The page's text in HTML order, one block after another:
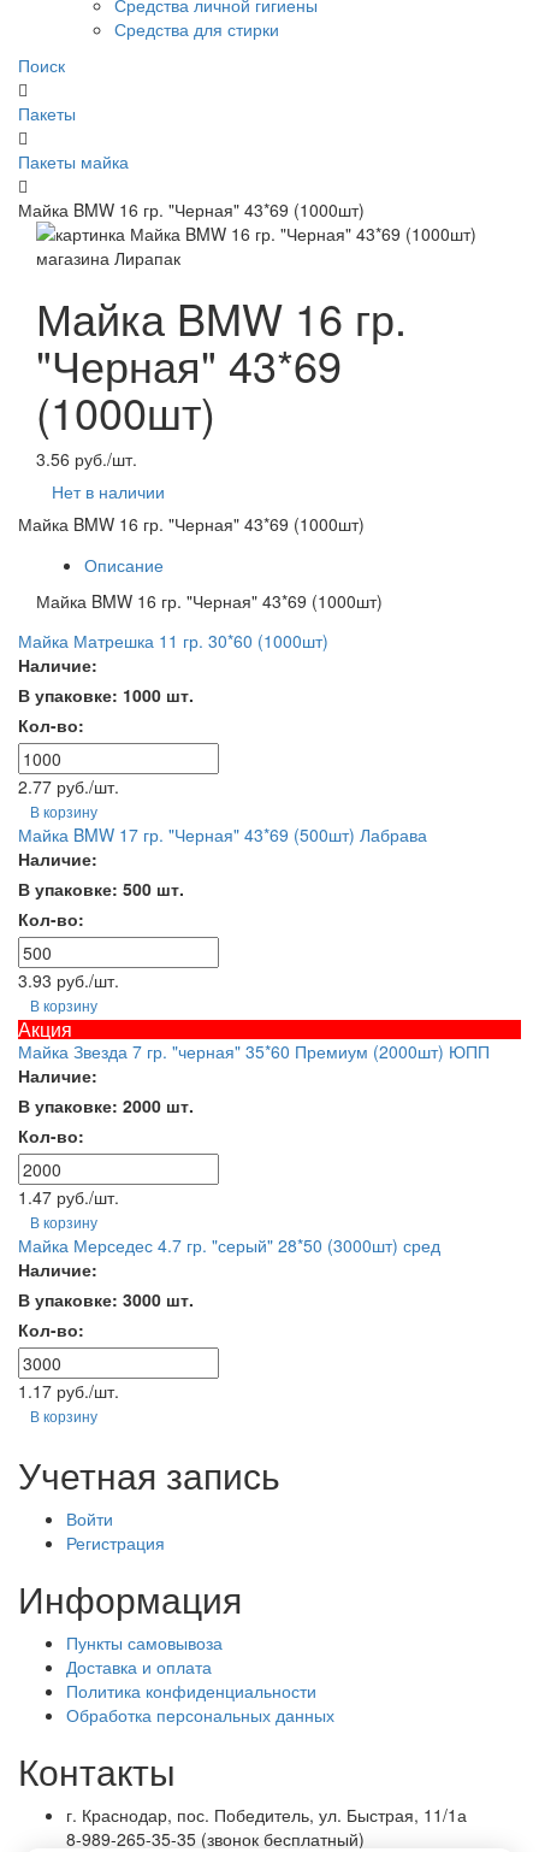
Средства личной гигиены
Средства для стирки
Поиск
Пакеты
Пакеты майка
Майка BMW 16 гр. "Черная" 43*69 (1000шт)
Майка BMW 16 гр.
"Черная" 43*69
(1000шт)
3.56 руб./шт.
Нет в наличии
Майка BMW 16 гр. "Черная" 43*69 (1000шт)
Описание
Майка BMW 16 гр. "Черная" 43*69 (1000шт)
Майка Матрешка 11 гр. 30*60 (1000шт)
Наличие:
В упаковке: 1000 шт.
Кол-во:
2.77 руб./шт.
В корзину
Майка BMW 17 гр. "Черная" 43*69 (500шт) Лабрава
Наличие:
В упаковке: 500 шт.
Кол-во:
3.93 руб./шт.
В корзину
Акция
Майка Звезда 7 гр. "черная" 35*60 Премиум (2000шт) ЮПП
Наличие:
В упаковке: 2000 шт.
Кол-во:
1.47 руб./шт.
В корзину
Майка Мерседес 4.7 гр. "серый" 28*50 (3000шт) сред
Наличие:
В упаковке: 3000 шт.
Кол-во:
1.17 руб./шт.
В корзину
Учетная запись
Войти
Регистрация
Информация
Пункты самовывоза
Доставка и оплата
Политика конфиденциальности
Обработка персональных данных
Контакты
г. Краснодар, пос. Победитель, ул. Быстрая, 11/1а
8-989-265-35-35 (звонок бесплатный)